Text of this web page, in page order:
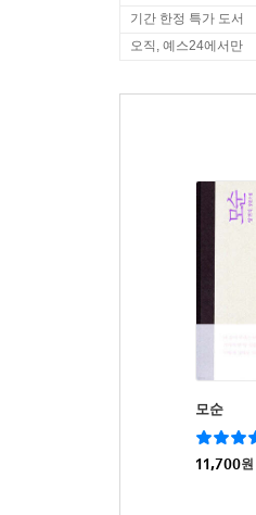
기간 한정 특가 도서
오직, 예스24에서만
모순
11,700원